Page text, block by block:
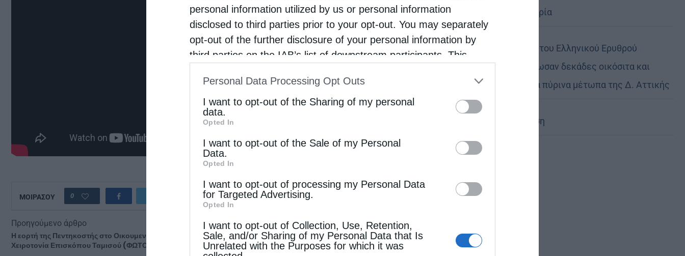
personal information utilized by us or personal information
disclosed to third parties prior to your opt-out. You may separately
opt-out of the further disclosure of your personal information by
third parties on the IAB’s list of downstream participants. This
IAB’s List of Downstream Participantsthat may further disclose it to
other third parties.
Personal Data Processing Opt Outs
I want to opt-out of the Sharing of my personal
data.
Opted In
I want to opt-out of the Sale of my Personal
Data.
Opted In
I want to opt-out of processing my Personal Data
for Targeted Advertising.
Opted In
I want to opt-out of Collection, Use, Retention,
Sale, and/or Sharing of my Personal Data that Is
Unrelated with the Purposes for which it was
ΜΟΙΡΑΣΟΥ 0
Προηγούμενο άρθρο
Η εορτή της Πεντηκοστής στο Οικουμενικό Πατριαρχείο –
Χειροτονία Επισκόπου Ταμισού (ΦΩΤΟ)
Επόμενο άρθρο
Η εορτή της Πεντηκοστής στη Ν. Ιωνία (ΦΩΤΟ)
Ηθική ελευθερία
Οι εθελοντές του Ελληνικού Ερυθρού
Σταυρού διέσωσαν δεκάδες οικόσιτα και
άγρια ζώα στα πύρινα μέτωπα της Δ. Αττικής
Η Εξομολόγηση